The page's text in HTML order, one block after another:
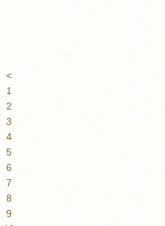
<
1
2
3
4
5
6
7
8
9